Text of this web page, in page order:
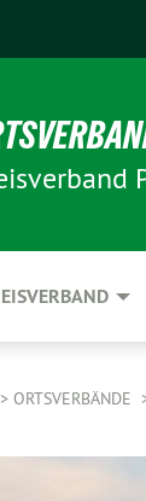
ORTSVERBÄNDE